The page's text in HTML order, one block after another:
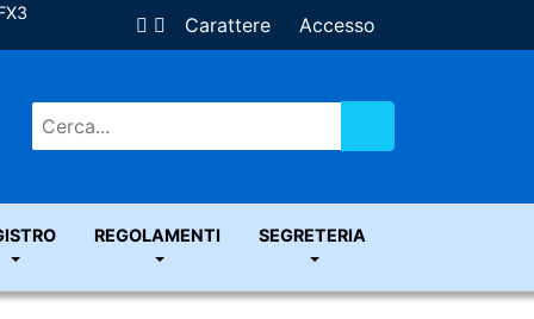
Carattere Accesso
REGOLAMENTI SEGRETERIA